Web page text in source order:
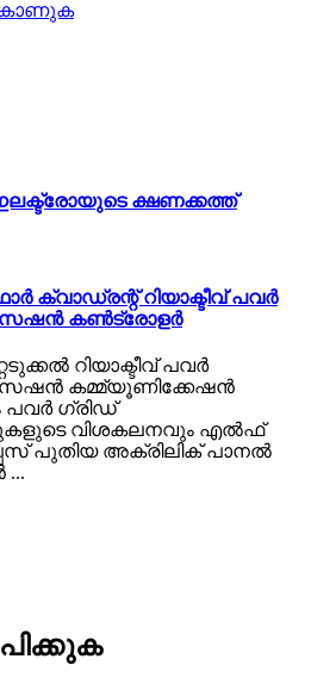
കാണുക
ക്ഷണക്കത്ത്
ക്വാഡ്രന്റ് റിയാക്ടീവ് പവർ
കൺട്രോളർ
റിയാക്ടീവ് പവർ
കമ്മ്യൂണിക്കേഷൻ
ഗ്രിഡ്
വിശകലനവും എൽഫ്
പുതിയ അക്രിലിക് പാനൽ